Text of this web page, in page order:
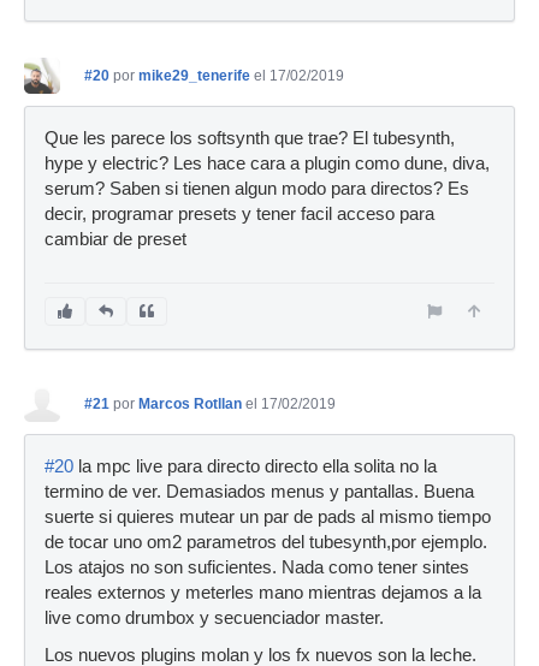
#20 por mike29_tenerife el 17/02/2019
Que les parece los softsynth que trae? El tubesynth,
hype y electric? Les hace cara a plugin como dune, diva,
serum? Saben si tienen algun modo para directos? Es
decir, programar presets y tener facil acceso para
cambiar de preset
#21 por Marcos Rotllan el 17/02/2019
#20 la mpc live para directo directo ella solita no la
termino de ver. Demasiados menus y pantallas. Buena
suerte si quieres mutear un par de pads al mismo tiempo
de tocar uno om2 parametros del tubesynth,por ejemplo.
Los atajos no son suficientes. Nada como tener sintes
reales externos y meterles mano mientras dejamos a la
live como drumbox y secuenciador master.
Los nuevos plugins molan y los fx nuevos son la leche.